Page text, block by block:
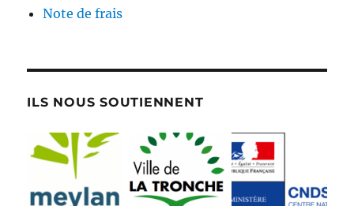
Note de frais
ILS NOUS SOUTIENNENT